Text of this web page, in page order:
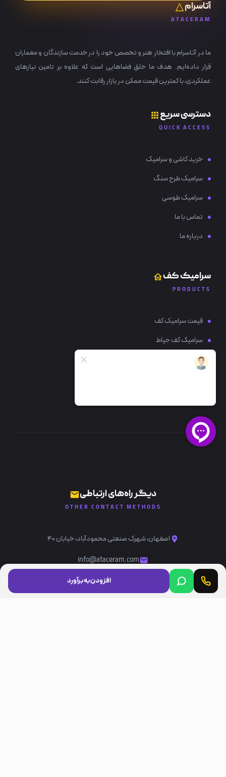
افزودن به برآورد
آتاسرام
ATACERAM
ما در آتاسرام با افتخار هنر و تخصص خود را در خدمت سازندگان و معماران
قرار داده‌ایم. هدف ما خلق فضاهایی است که علاوه بر تامین نیازهای
عملکردی، با کمترین قیمت ممکن در بازار رقابت کنند.
دسترسی سریع
QUICK ACCESS
خرید کاشی و سرامیک
سرامیک طرح سنگ
سرامیک طوسی
تماس با ما
درباره ما
سرامیک کف
PRODUCTS
قیمت سرامیک کف
سرامیک کف حیاط
سرامیک کف پذیرایی
دیگر راه‌های ارتباطی
OTHER CONTACT METHODS
اصفهان، شهرک صنعتی محمودآباد، خیابان ۴۰
info@ataceram.com